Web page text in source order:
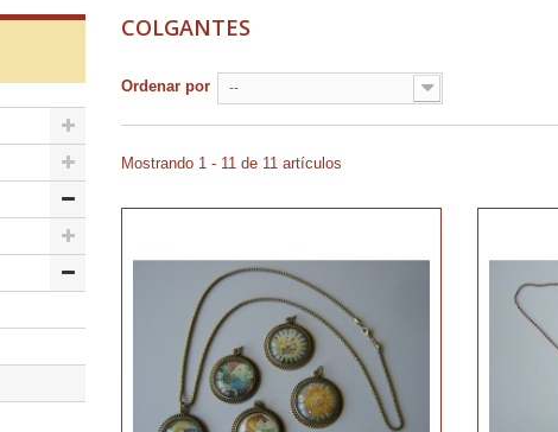
COLGANTES
Ordenar por --
Mostrando 1 - 11 de 11 artículos